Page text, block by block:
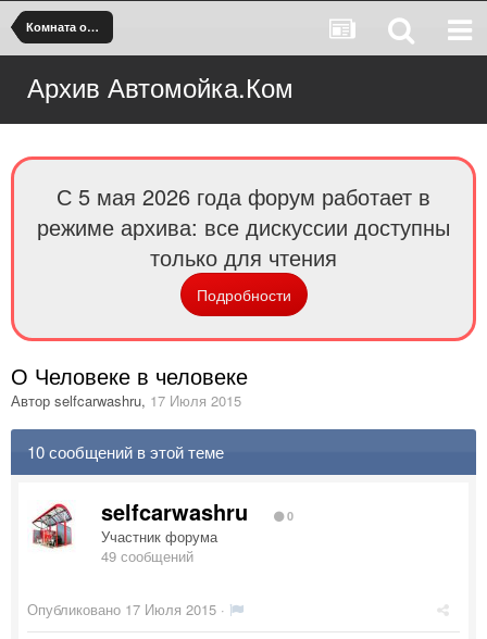
Комната отдыха
Архив Автомойка.Ком
С 5 мая 2026 года форум работает в
режиме архива: все дискуссии доступны
только для чтения
Подробности
О Человеке в человеке
Автор selfcarwashru, 17 Июля 2015
10 сообщений в этой теме
selfcarwashru 0
Участник форума
49 сообщений
Опубликовано 17 Июля 2015 ·